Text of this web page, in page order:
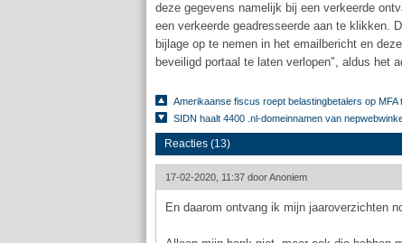
deze gegevens namelijk bij een verkeerde
een verkeerde geadresseerde aan te klikken.
bijlage op te nemen in het emailbericht en
beveiligd portaal te laten verlopen", aldus het
Amerikaanse fiscus roept belastingbetalers op MFA
SIDN haalt 4400 .nl-domeinnamen van
Reacties (13)
17-02-2020, 11:37 doorAnoniem
En daarom ontvang ik mijn jaaroverzichten